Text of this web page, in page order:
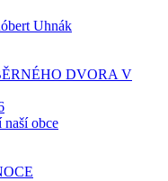
Uhnák
DVORA V
obce